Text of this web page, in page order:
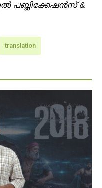
പബ്ലിക്കേഷൻസ് &
translation